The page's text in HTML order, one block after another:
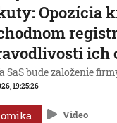
Opozícia
ich
SaS bude založenie
19:25:26
Video